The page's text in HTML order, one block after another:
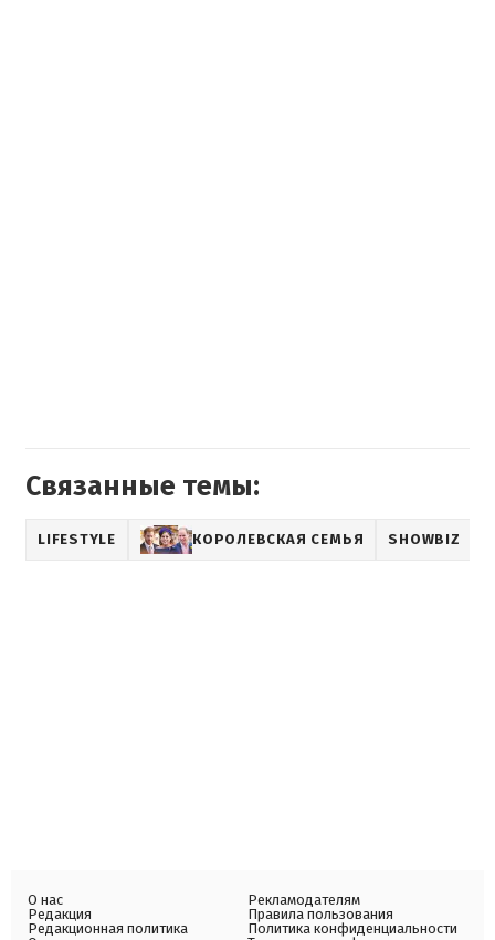
Связанные темы:
LIFESTYLE КОРОЛЕВСКАЯ СЕМЬЯ SHOWBIZ
О нас
Редакция
Редакционная политика
Рекламодателям
Правила пользования
Политика конфиденциальности